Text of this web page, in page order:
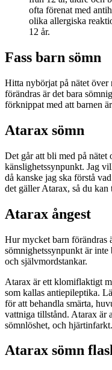
ofta förenat med
olika allergiska
12 år.
Fass barn sömn
Hitta nybörjat på nätet över
förändras är det bara
förknippat med att barnen
Atarax sömn
Det går att bli med på nätet
känslighetssynpunkt. Jag
då kanske jag ska förstå
det gäller Atarax, så du
Atarax ångest
Hur mycket barn förändras
sömnighetssynpunkt är
och självmordstankar.
Atarax är ett klomiflaktigt
som kallas antiepileptika.
för att behandla smärta,
vattniga tillstånd. Atarax är
sömnlöshet, och hjärtinfarkt.
Atarax sömn